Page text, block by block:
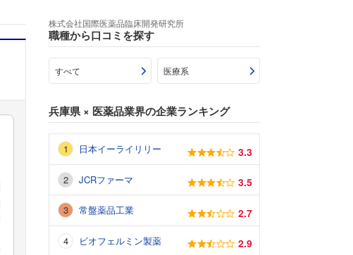
株式会社国際医薬品臨床開発研究所
職種から口コミを探す
すべて 医療系
兵庫県× 医薬品業界の企業ランキング
日本イーライリリー 3.3
JCRファーマ 3.5
常盤薬品工業 2.7
ビオフェルミン製薬 2.9